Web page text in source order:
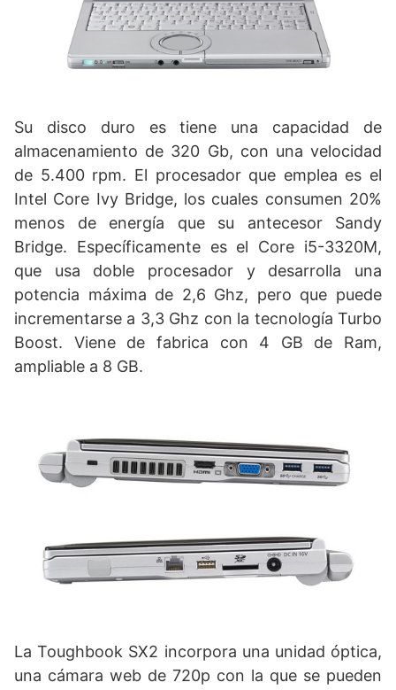
Su disco duro es tiene una capacidad de
almacenamiento de 320 Gb, con una velocidad
de 5.400 rpm. El procesador que emplea es el
Intel Core Ivy Bridge, los cuales consumen 20%
menos de energía que su antecesor Sandy
Bridge. Específicamente es el Core i5-3320M,
que usa doble procesador y desarrolla una
potencia máxima de 2,6 Ghz, pero que puede
incrementarse a 3,3 Ghz con la tecnología Turbo
Boost. Viene de fabrica con 4 GB de Ram,
ampliable a 8 GB.
La Toughbook SX2 incorpora una unidad óptica,
una cámara web de 720p con la que se pueden